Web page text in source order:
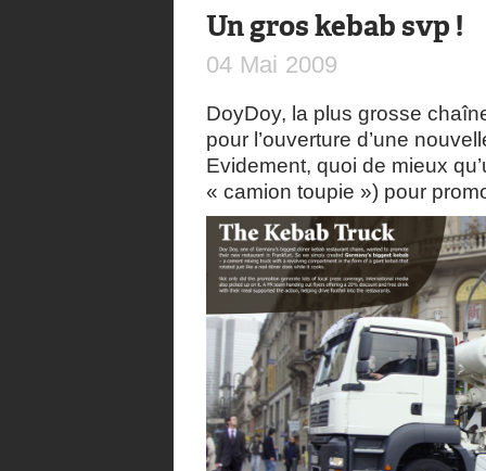
Un gros kebab svp !
04 Mai 2009
DoyDoy, la plus grosse
pour l’ouverture d’une
Evidement, quoi de mieux
« camion toupie ») pour